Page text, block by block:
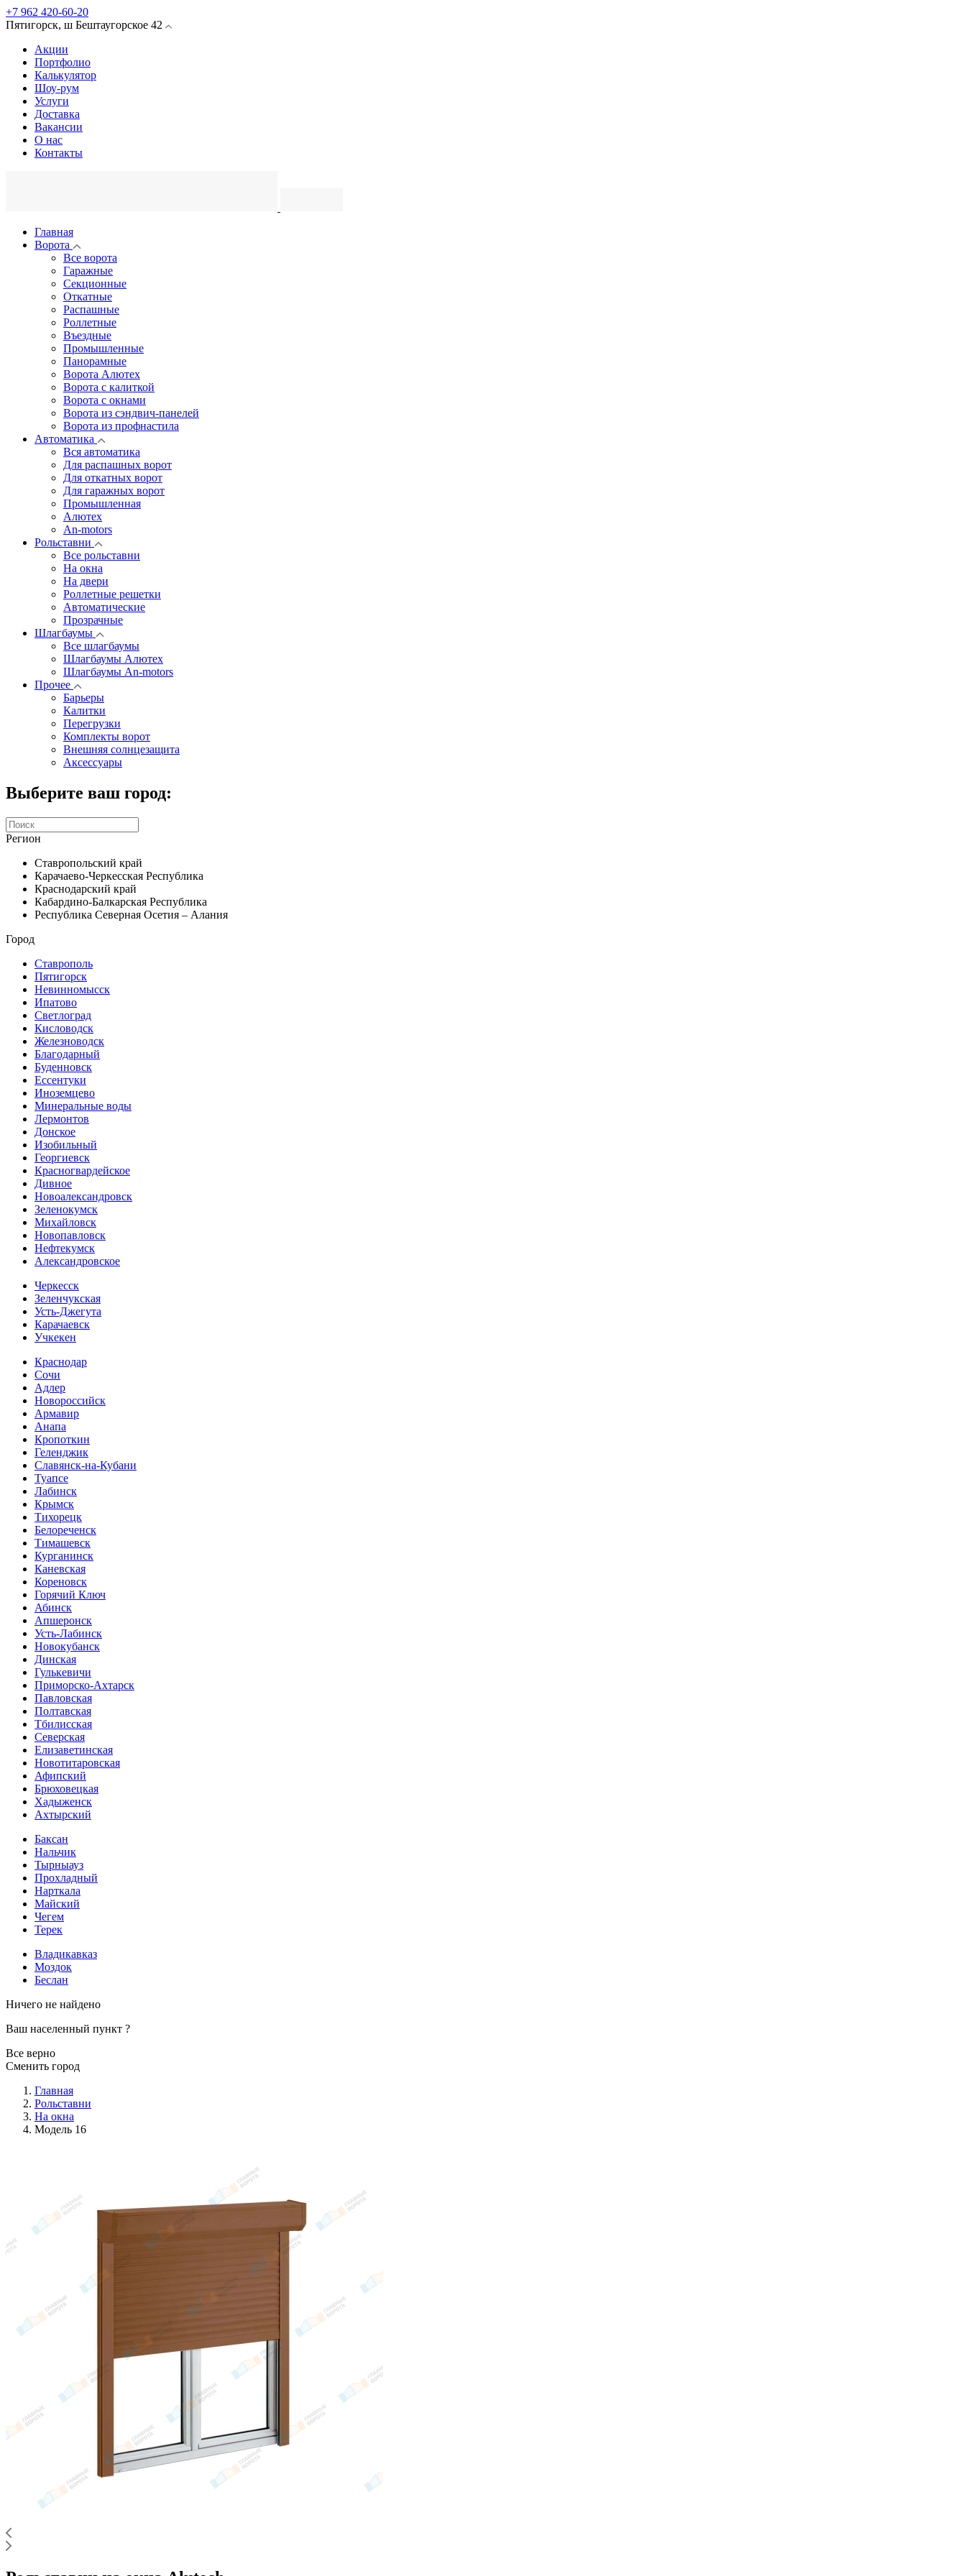
+7 962 420-60-20
Пятигорск, ш Бештаугорское 42
Акции
Портфолио
Калькулятор
Шоу-рум
Услуги
Доставка
Вакансии
О нас
Контакты
Главная
Ворота
Все ворота
Гаражные
Секционные
Откатные
Распашные
Роллетные
Въездные
Промышленные
Панорамные
Ворота Алютех
Ворота с калиткой
Ворота c окнами
Ворота из сэндвич-панелей
Ворота из профнастила
Автоматика
Вся автоматика
Для распашных ворот
Для откатных ворот
Для гаражных ворот
Промышленная
Алютех
An-motors
Рольставни
Все рольставни
На окна
На двери
Роллетные решетки
Автоматические
Прозрачные
Шлагбаумы
Все шлагбаумы
Шлагбаумы Алютех
Шлагбаумы An-motors
Прочее
Барьеры
Калитки
Перегрузки
Комплекты ворот
Внешняя солнцезащита
Аксессуары
Выберите ваш город:
Регион
Ставропольский край
Карачаево-Черкесская Республика
Краснодарский край
Кабардино-Балкарская Республика
Республика Северная Осетия – Алания
Город
Ставрополь
Пятигорск
Невинномысск
Ипатово
Светлоград
Кисловодск
Железноводск
Благодарный
Буденновск
Ессентуки
Иноземцево
Минеральные воды
Лермонтов
Донское
Изобильный
Георгиевск
Красногвардейское
Дивное
Новоалександровск
Зеленокумск
Михайловск
Новопавловск
Нефтекумск
Александровское
Черкесск
Зеленчукская
Усть-Джегута
Карачаевск
Учкекен
Краснодар
Сочи
Адлер
Новороссийск
Армавир
Анапа
Кропоткин
Геленджик
Славянск-на-Кубани
Туапсе
Лабинск
Крымск
Тихорецк
Белореченск
Тимашевск
Курганинск
Каневская
Кореновск
Горячий Ключ
Абинск
Апшеронск
Усть-Лабинск
Новокубанск
Динская
Гулькевичи
Приморско-Ахтарск
Павловская
Полтавская
Тбилисская
Северская
Елизаветинская
Новотитаровская
Афипский
Брюховецкая
Хадыженск
Ахтырский
Баксан
Нальчик
Тырныауз
Прохладный
Нарткала
Майский
Чегем
Терек
Владикавказ
Моздок
Беслан
Ничего не найдено
Ваш населенный пункт ?
Все верно
Сменить город
Главная
Рольставни
На окна
Модель 16